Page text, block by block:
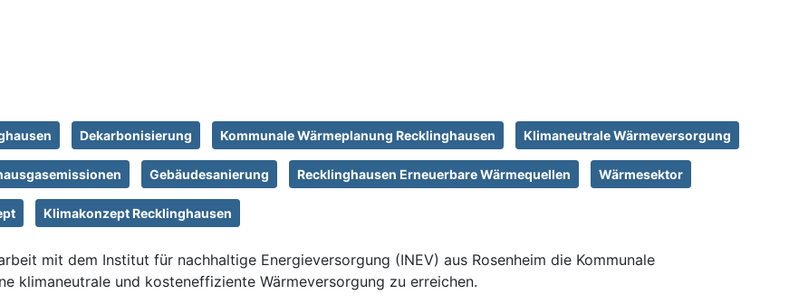
Dekarbonisierung Kommunale Wärmeplanung Recklinghausen Klimaneutrale Wärmeversorgung
Gebäudesanierung Recklinghausen Erneuerbare Wärmequellen Wärmesektor
Klimakonzept Recklinghausen
mit dem Institut für nachhaltige Energieversorgung (INEV) aus Rosenheim die Kommunale
klimaneutrale und kosteneffiziente Wärmeversorgung zu erreichen.